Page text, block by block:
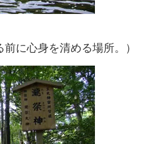
に心身を清める場所。）